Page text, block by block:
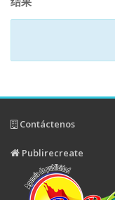
Contáctenos
Publirecreate